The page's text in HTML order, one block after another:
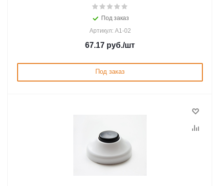
Под заказ
Артикул: А1-02
67.17 руб./шт
Под заказ